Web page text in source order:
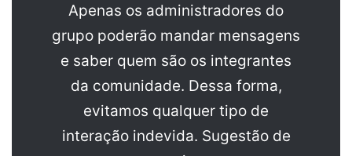
Apenas os administradores do
grupo poderão mandar mensagens
e saber quem são os integrantes
da comunidade. Dessa forma,
evitamos qualquer tipo de
interação indevida. Sugestão de